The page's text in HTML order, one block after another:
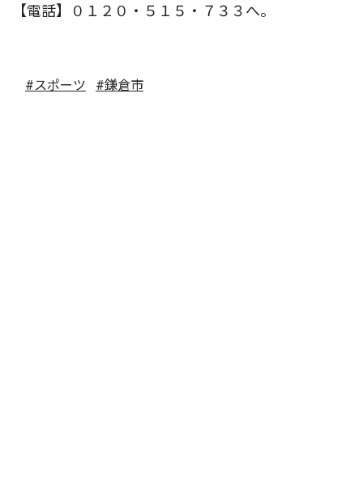
【電話】０１２０・５１５・７３３へ。
#スポーツ #鎌倉市